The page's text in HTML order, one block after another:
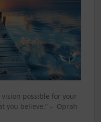
possible for your
you believe.” – Oprah